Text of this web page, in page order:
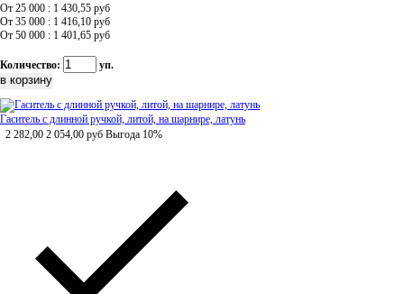
От 25 000 : 1 430,55 руб
От 35 000 : 1 416,10 руб
От 50 000 : 1 401,65 руб
Количество: уп.
Гаситель с длинной ручкой, литой, на шарнире, латунь
2 282,00 2 054,00 руб Выгода 10%